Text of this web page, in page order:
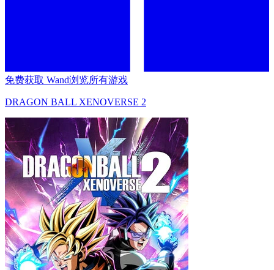
免费获取 Wand浏览所有游戏
DRAGON BALL XENOVERSE 2